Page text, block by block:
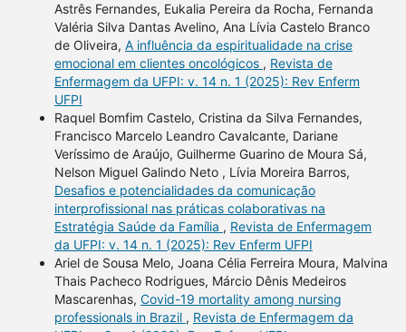
Astrês Fernandes, Eukalia Pereira da Rocha, Fernanda
Valéria Silva Dantas Avelino, Ana Lívia Castelo Branco
de Oliveira, A influência da espiritualidade na crise
emocional em clientes oncológicos , Revista de
Enfermagem da UFPI: v. 14 n. 1 (2025): Rev Enferm
UFPI
Raquel Bomfim Castelo, Cristina da Silva Fernandes,
Francisco Marcelo Leandro Cavalcante, Dariane
Veríssimo de Araújo, Guilherme Guarino de Moura Sá,
Nelson Miguel Galindo Neto , Lívia Moreira Barros,
Desafios e potencialidades da comunicação
interprofissional nas práticas colaborativas na
Estratégia Saúde da Família , Revista de Enfermagem
da UFPI: v. 14 n. 1 (2025): Rev Enferm UFPI
Ariel de Sousa Melo, Joana Célia Ferreira Moura, Malvina
Thais Pacheco Rodrigues, Márcio Dênis Medeiros
Mascarenhas, Covid-19 mortality among nursing
professionals in Brazil , Revista de Enfermagem da